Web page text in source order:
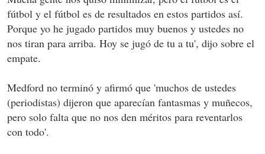
fútbol y el fútbol es de resultados en estos partidos así.
Porque yo he jugado partidos muy buenos y ustedes no
nos tiran para arriba. Hoy se jugó de tu a tu', dijo sobre el
empate.
Medford no terminó y afirmó que 'muchos de ustedes
(periodistas) dijeron que aparecían fantasmas y muñecos,
pero solo falta que no nos den méritos para reventarlos
con todo'.